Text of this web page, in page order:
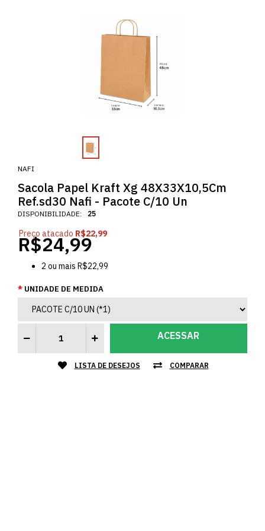
NAFI
Sacola Papel Kraft Xg 48X33X10,5Cm
Ref.sd30 Nafi - Pacote C/10 Un
DISPONIBILIDADE: 25
Preço atacado R$22,99
R$24,99
2 ou mais R$22,99
UNIDADE DE MEDIDA
ACESSAR
LISTA DE DESEJOS COMPARAR